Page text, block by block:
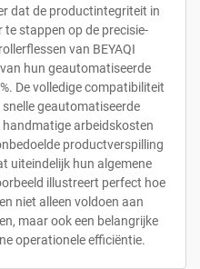
dat de productintegriteit in
stappen op de precisie-
van BEYAQI
hun geautomatiseerde
De volledige compatibiliteit
geautomatiseerde
arbeidskosten
productverspilling
uiteindelijk hun algemene
illustreert perfect hoe
niet alleen voldoen aan
maar ook een belangrijke
operationele efficiëntie.